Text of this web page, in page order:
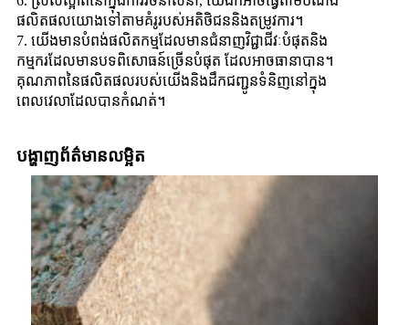
ផលិតផលយោងទៅតាមគំរូរបស់អតិថិជននិងតម្រូវការ។
7. យើងមានបំពង់ផលិតកម្មដែលមានជំនាញវិជ្ជាជីវៈបំផុតនិង
កម្មករដែលមានបទពិសោធន៍ច្រើនបំផុត ដែលអាចធានាបាន។
គុណភាពនៃផលិតផលរបស់យើងនិងដឹកជញ្ជូនទំនិញនៅក្នុង
ពេលវេលាដែលបានកំណត់។
បង្ហាញព័ត៌មានលម្អិត